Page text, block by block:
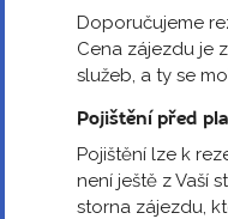
Doporučujeme
Cena zájezdu je
služeb, a ty se
Pojištění před
Pojištění lze k
není ještě z Vaší
storna zájezdu,